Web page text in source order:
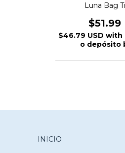
Luna Bag
$51.99
$46.79 USD with
o depósito
INICIO